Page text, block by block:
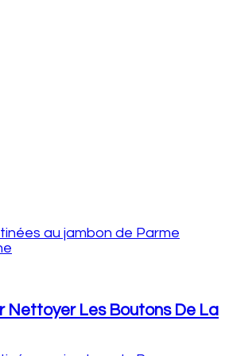
Nettoyer Les Boutons De La